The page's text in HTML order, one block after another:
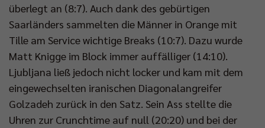
überlegt an (8:7). Auch dank des gebürtigen
Saarländers sammelten die Männer in Orange mit
Tille am Service wichtige Breaks (10:7). Dazu wurde
Matt Knigge im Block immer auffälliger (14:10).
Ljubljana ließ jedoch nicht locker und kam mit dem
eingewechselten iranischen Diagonalangreifer
Golzadeh zurück in den Satz. Sein Ass stellte die
Uhren zur Crunchtime auf null (20:20) und bei der